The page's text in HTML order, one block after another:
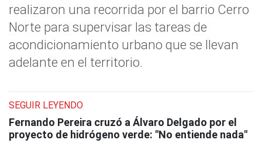
realizaron una recorrida por el barrio Cerro
Norte para supervisar las tareas de
acondicionamiento urbano que se llevan
adelante en el territorio.
SEGUIR LEYENDO
Fernando Pereira cruzó a Álvaro Delgado por el
proyecto de hidrógeno verde: "No entiende nada"